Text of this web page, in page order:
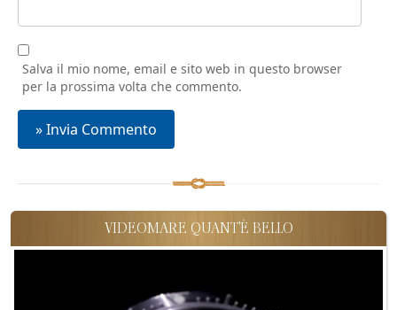
Salva il mio nome, email e sito web in questo browser
per la prossima volta che commento.
VIDEOMARE QUANT'È BELLO